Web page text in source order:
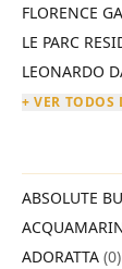
FLORENCE
LE PARC
LEONARDO
+ VER TODOS
ABSOLUTE
ADORATTA (0)